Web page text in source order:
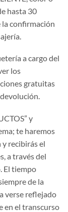
hasta 30
confirmación
a cargo del
los
gratuitas
y
te haremos
recibirás el
a través del
El tiempo
de la
verse reflejado
en el transcurso